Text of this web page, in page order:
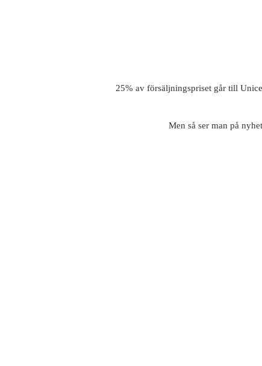
25% av försäljningspriset går till
Men så ser man på